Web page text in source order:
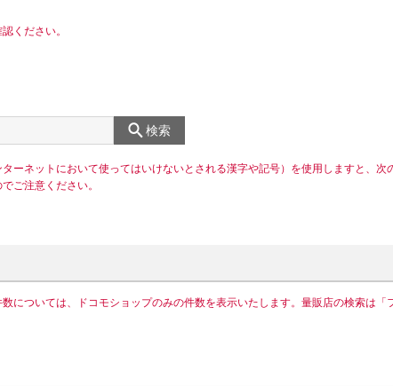
ください。
検索
ーネットにおいて使ってはいけないとされる漢字や記号）を使用しますと、次
ご注意ください。
については、ドコモショップのみの件数を表示いたします。量販店の検索は「